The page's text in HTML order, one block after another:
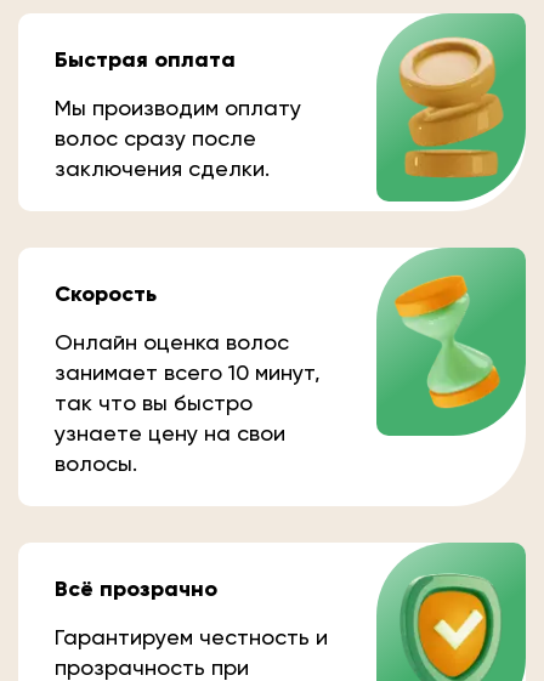
Быстрая оплата
Мы производим оплату
волос сразу после
заключения сделки.
Скорость
Онлайн оценка волос
занимает всего 10 минут,
так что вы быстро
узнаете цену на свои
волосы.
Всё прозрачно
Гарантируем честность и
прозрачность при